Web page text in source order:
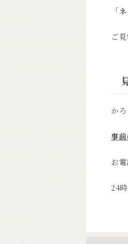
「
ご
かろ
事
お
24